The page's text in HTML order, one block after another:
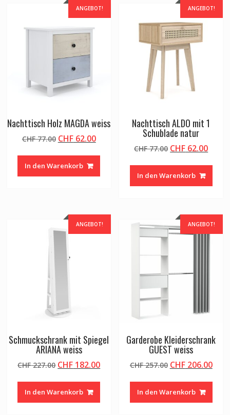
ANGEBOT!
Nachttisch Holz MAGDA weiss
CHF77.00 Ursprünglicher
war:
CHF 77.00
CHF62.00Aktueller
In den Warenkorb
ANGEBOT!
Nachttisch ALDO mit 1
Schublade natur
CHF77.00 Ursprünglicher
war:
CHF 77.00
CHF 62.00
In den Warenkorb
ANGEBOT!
Schmuckschrank mit Spiegel
ARIANA weiss
CHF227.00 Ursprünglicher
war:
CHF 227.00
CHF 182.00Aktueller
CHF 182.00.
In den Warenkorb
ANGEBOT!
Garderobe Kleiderschrank
GUEST weiss
CHF257.00 Ursprünglicher
war:
CHF 257.00
CHF206.00
In den Warenkorb